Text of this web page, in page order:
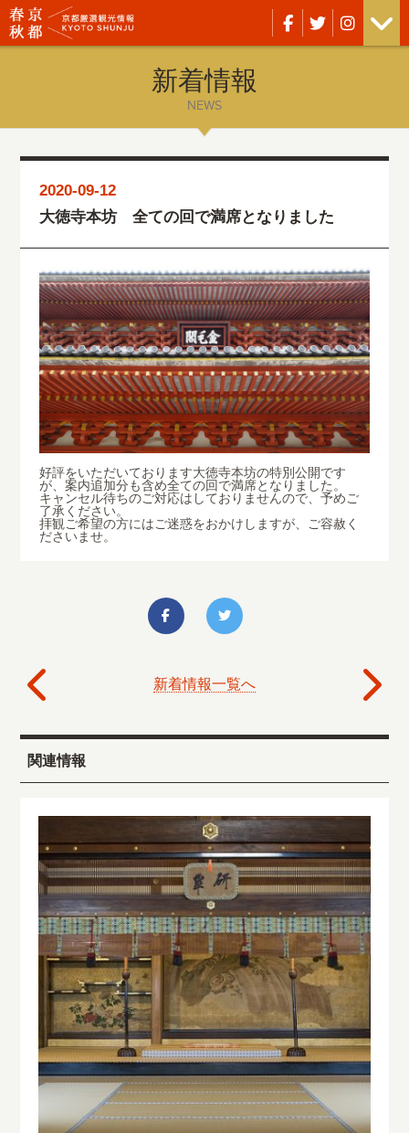
新着情報
NEWS
2020-09-12
大徳寺本坊 全ての回で満席となりました
好評をいただいております大徳寺本坊の特別公開です
が、案内追加分も含め全ての回で満席となりました。
キャンセル待ちのご対応はしておりませんので、予めご
了承ください。
拝観ご希望の方にはご迷惑をおかけしますが、ご容赦く
ださいませ。
新着情報一覧へ
関連情報